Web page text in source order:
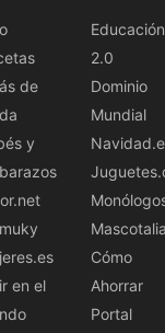
de
y
en el
Educación
2.0
Dominio
Mundial
Cómo
Ahorrar
Portal